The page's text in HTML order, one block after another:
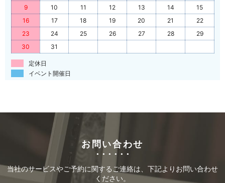
9
10 11 12 13 14
15
16
17 18 19 20 21
22
23
24 25 26 27 28
29
30
31
定休日
イベント開催日
お問い合わせ
当社のサービスやご予約に関するご連絡は、下記よりお問い合わせ
ください。